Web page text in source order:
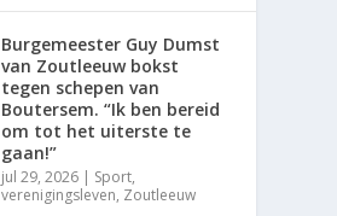
Burgemeester Guy Dumst
van Zoutleeuw bokst
tegen schepen van
Boutersem. “Ik ben bereid
om tot het uiterste te
gaan!”
jul 29, 2026 | Sport,
verenigingsleven, Zoutleeuw